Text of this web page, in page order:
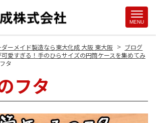
MENU
ーメイド製造なら東大化成 大阪 東大阪 > ブログ
愛すぎる！手のひらサイズの円筒ケースを集めてみ
タ
フタ